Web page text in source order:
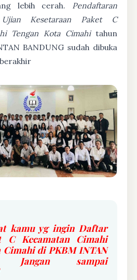
lebih cerah. Pendaftaran
Kesetaraan Paket C
Tengan Kota Cimahitahun
BANDUNG sudah dibuka
kamu yg ingin Daftar
C Kecamatan Cimahi
Cimahi di PKBM INTAN
Jangan sampai